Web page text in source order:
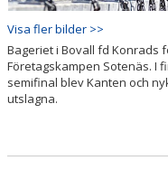
Visa fler bilder >>
Bageriet i Bovall fd Konrads
Företagskampen Sotenäs. I
semifinal blev Kanten och
utslagna.